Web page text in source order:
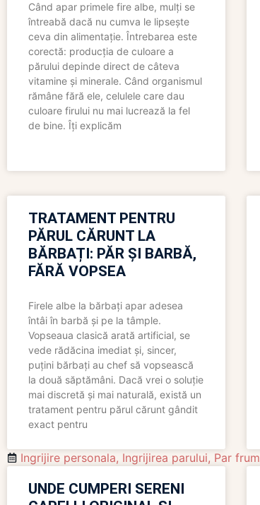
Când apar primele fire albe, mulți se
întreabă dacă nu cumva le lipsește
ceva din alimentație. Întrebarea este
corectă: producția de culoare a
părului depinde direct de câteva
vitamine și minerale. Când organismul
rămâne fără ele, celulele care dau
culoare firului nu mai lucrează la fel
de bine. Îți explicăm
TRATAMENT PENTRU
PĂRUL CĂRUNT LA
BĂRBAȚI: PĂR ȘI BARBĂ,
FĂRĂ VOPSEA
Firele albe la bărbați apar adesea
întâi în barbă și pe la tâmple.
Vopseaua clasică arată artificial, se
vede rădăcina imediat și, sincer,
puțini bărbați au chef să vopsească
la două săptămâni. Dacă vrei o soluție
mai discretă și mai naturală, există un
tratament pentru părul cărunt gândit
exact pentru
Ingrijire personala, Ingrijirea parului, Par
UNDE CUMPERI SERENI